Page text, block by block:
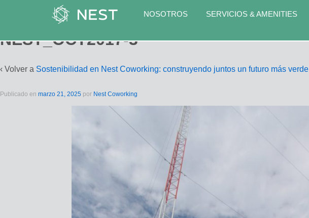
NOSOTROS SERVICIOS & AMENITIES
NEST_OCT2017-3
‹ Volver a Sostenibilidad en Nest Coworking: construyendo juntos un futuro más verde
Publicado en marzo 21, 2025 por Nest Coworking